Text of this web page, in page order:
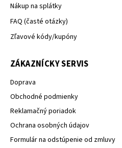
Nákup na splátky
FAQ (časté otázky)
Zľavové kódy/kupóny
ZÁKAZNÍCKY SERVIS
Doprava
Obchodné podmienky
Reklamačný poriadok
Ochrana osobných údajov
Formulár na odstúpenie od zmluvy